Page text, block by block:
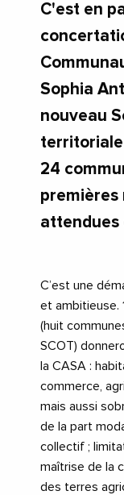
C'est en
Sophia
nouveau
territoriale
24
premières
attendues
C’est une
et ambitieuse.
(huit
SCOT)
la CASA :
commerce,
mais aussi
de la part
collectif ;
maîtrise de la
des terres